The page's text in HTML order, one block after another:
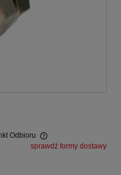
Odbioru
płatności
sprawdź formy dostawy